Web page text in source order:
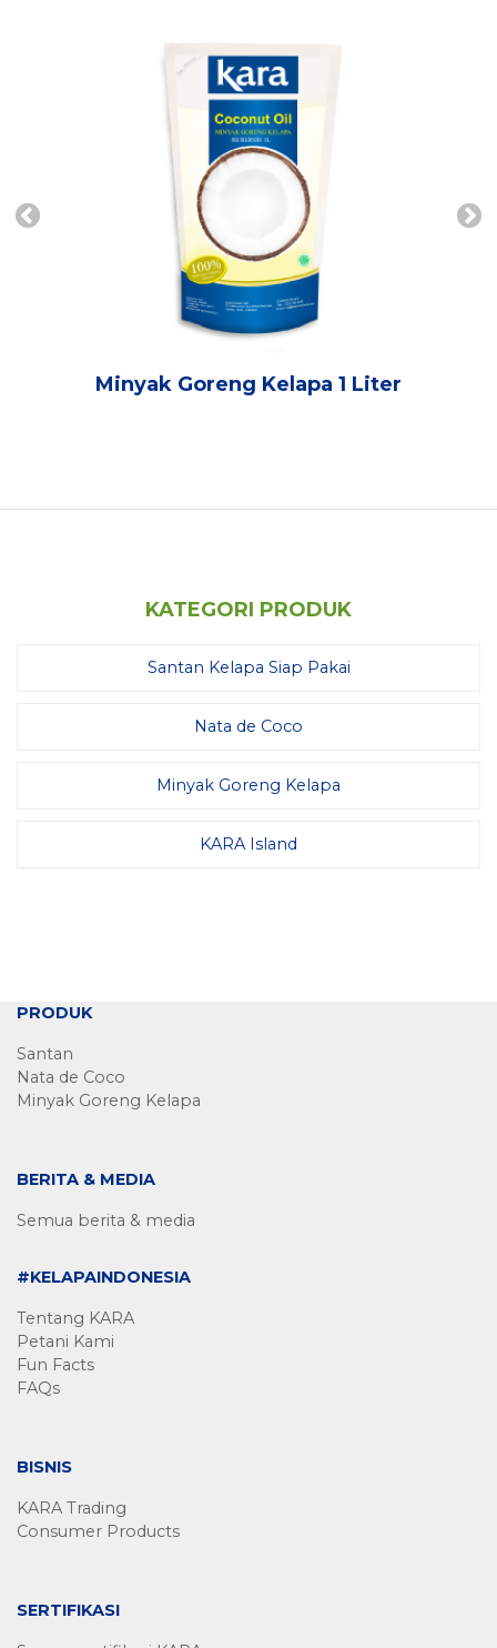
Minyak Goreng Kelapa 1 Liter
KATEGORI PRODUK
Santan Kelapa Siap Pakai
Nata de Coco
Minyak Goreng Kelapa
KARA Island
PRODUK
Santan
Nata de Coco
Minyak Goreng Kelapa
BERITA & MEDIA
Semua berita & media
#KELAPAINDONESIA
Tentang KARA
Petani Kami
Fun Facts
FAQs
BISNIS
KARA Trading
Consumer Products
SERTIFIKASI